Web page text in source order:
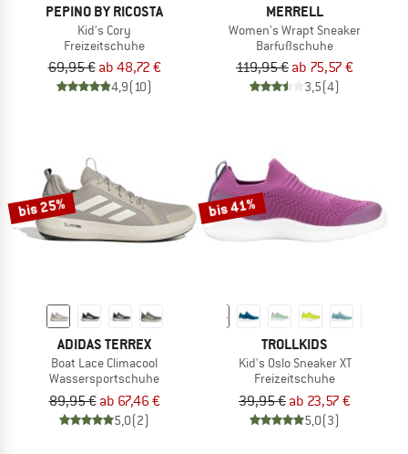
PEPINO BY RICOSTA
Kid's Cory
Freizeitschuhe
69,95 € ab 48,72 €
4,9(10)
MERRELL
Women's Wrapt Sneaker
Barfußschuhe
119,95 € ab 75,57 €
3,5(4)
bis 25%
ADIDAS TERREX
Boat Lace Climacool
Wassersportschuhe
89,95 € ab 67,46 €
5,0(2)
bis 41%
TROLLKIDS
Kid's Oslo Sneaker XT
Freizeitschuhe
39,95 € ab 23,57 €
5,0(3)